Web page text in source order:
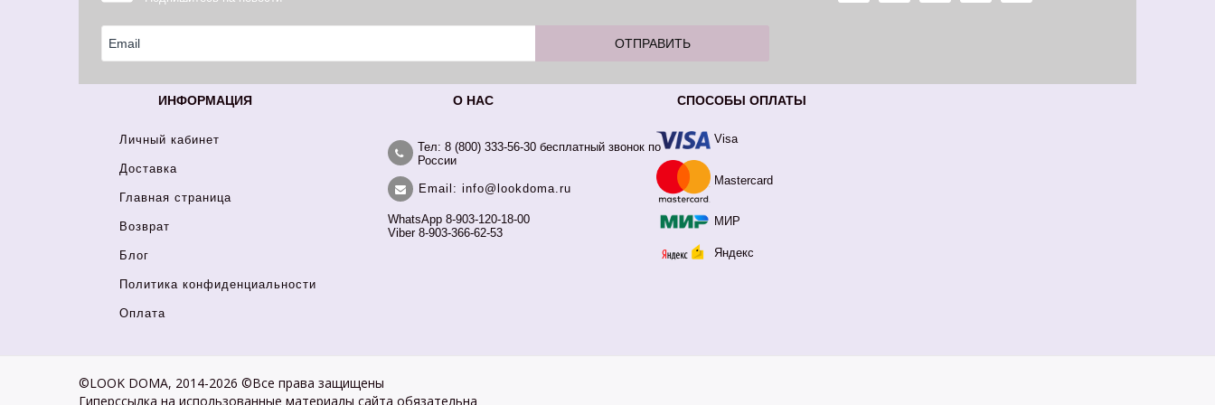
ИНФОРМАЦИЯ
Личный кабинет
Доставка
Главная страница
Возврат
Блог
Политика конфиденциальности
Оплата
О НАС
Тел: 8 (800) 333-56-30 бесплатный звонок по
России
Email: info@lookdoma.ru
WhatsApp 8-903-120-18-00
Viber 8-903-366-62-53
СПОСОБЫ ОПЛАТЫ
Visa
Mastercard
МИР
Яндекс
©LOOK DOMA, 2014-2026 ©Все права защищены
Гиперссылка на использованные материалы сайта обязательна